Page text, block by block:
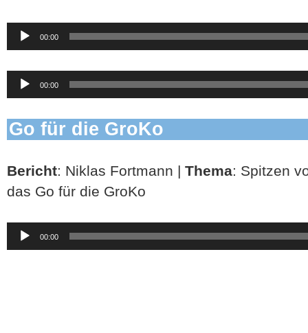
Audio-
Player
00:00
Audio-
Player
00:00
Go für die GroKo
Bericht: Niklas Fortmann | Thema: Spitzen
das Go für die GroKo
Audio-
Player
00:00